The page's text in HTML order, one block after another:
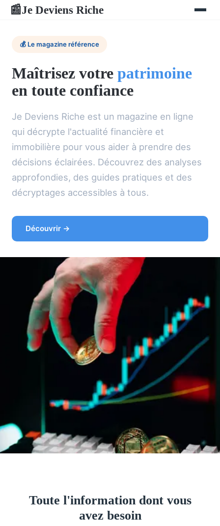
📰Je Deviens Riche
💰 Le magazine référence
Maîtrisez votre patrimoine
en toute confiance
Je Deviens Riche est un magazine en ligne
qui décrypte l'actualité financière et
immobilière pour vous aider à prendre des
décisions éclairées. Découvrez des analyses
approfondies, des guides pratiques et des
décryptages accessibles à tous.
Découvrir →
Toute l'information dont vous
avez besoin